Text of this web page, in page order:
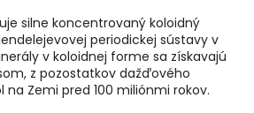
silne koncentrovaný koloidný
periodickej sústavy v
v koloidnej forme sa získavajú
z pozostatkov dažďového
na Zemi pred 100 miliónmi rokov.